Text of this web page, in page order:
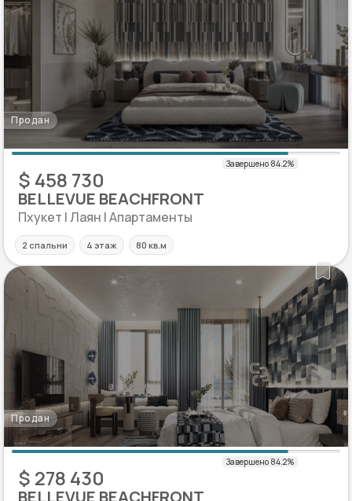
Продан
$ 458 730
BELLEVUE BEACHFRONT
Пхукет | Лаян | Апартаменты
2 спальни 4 этаж 80 кв.м
Продан
$ 278 430
BELLEVUE BEACHFRONT